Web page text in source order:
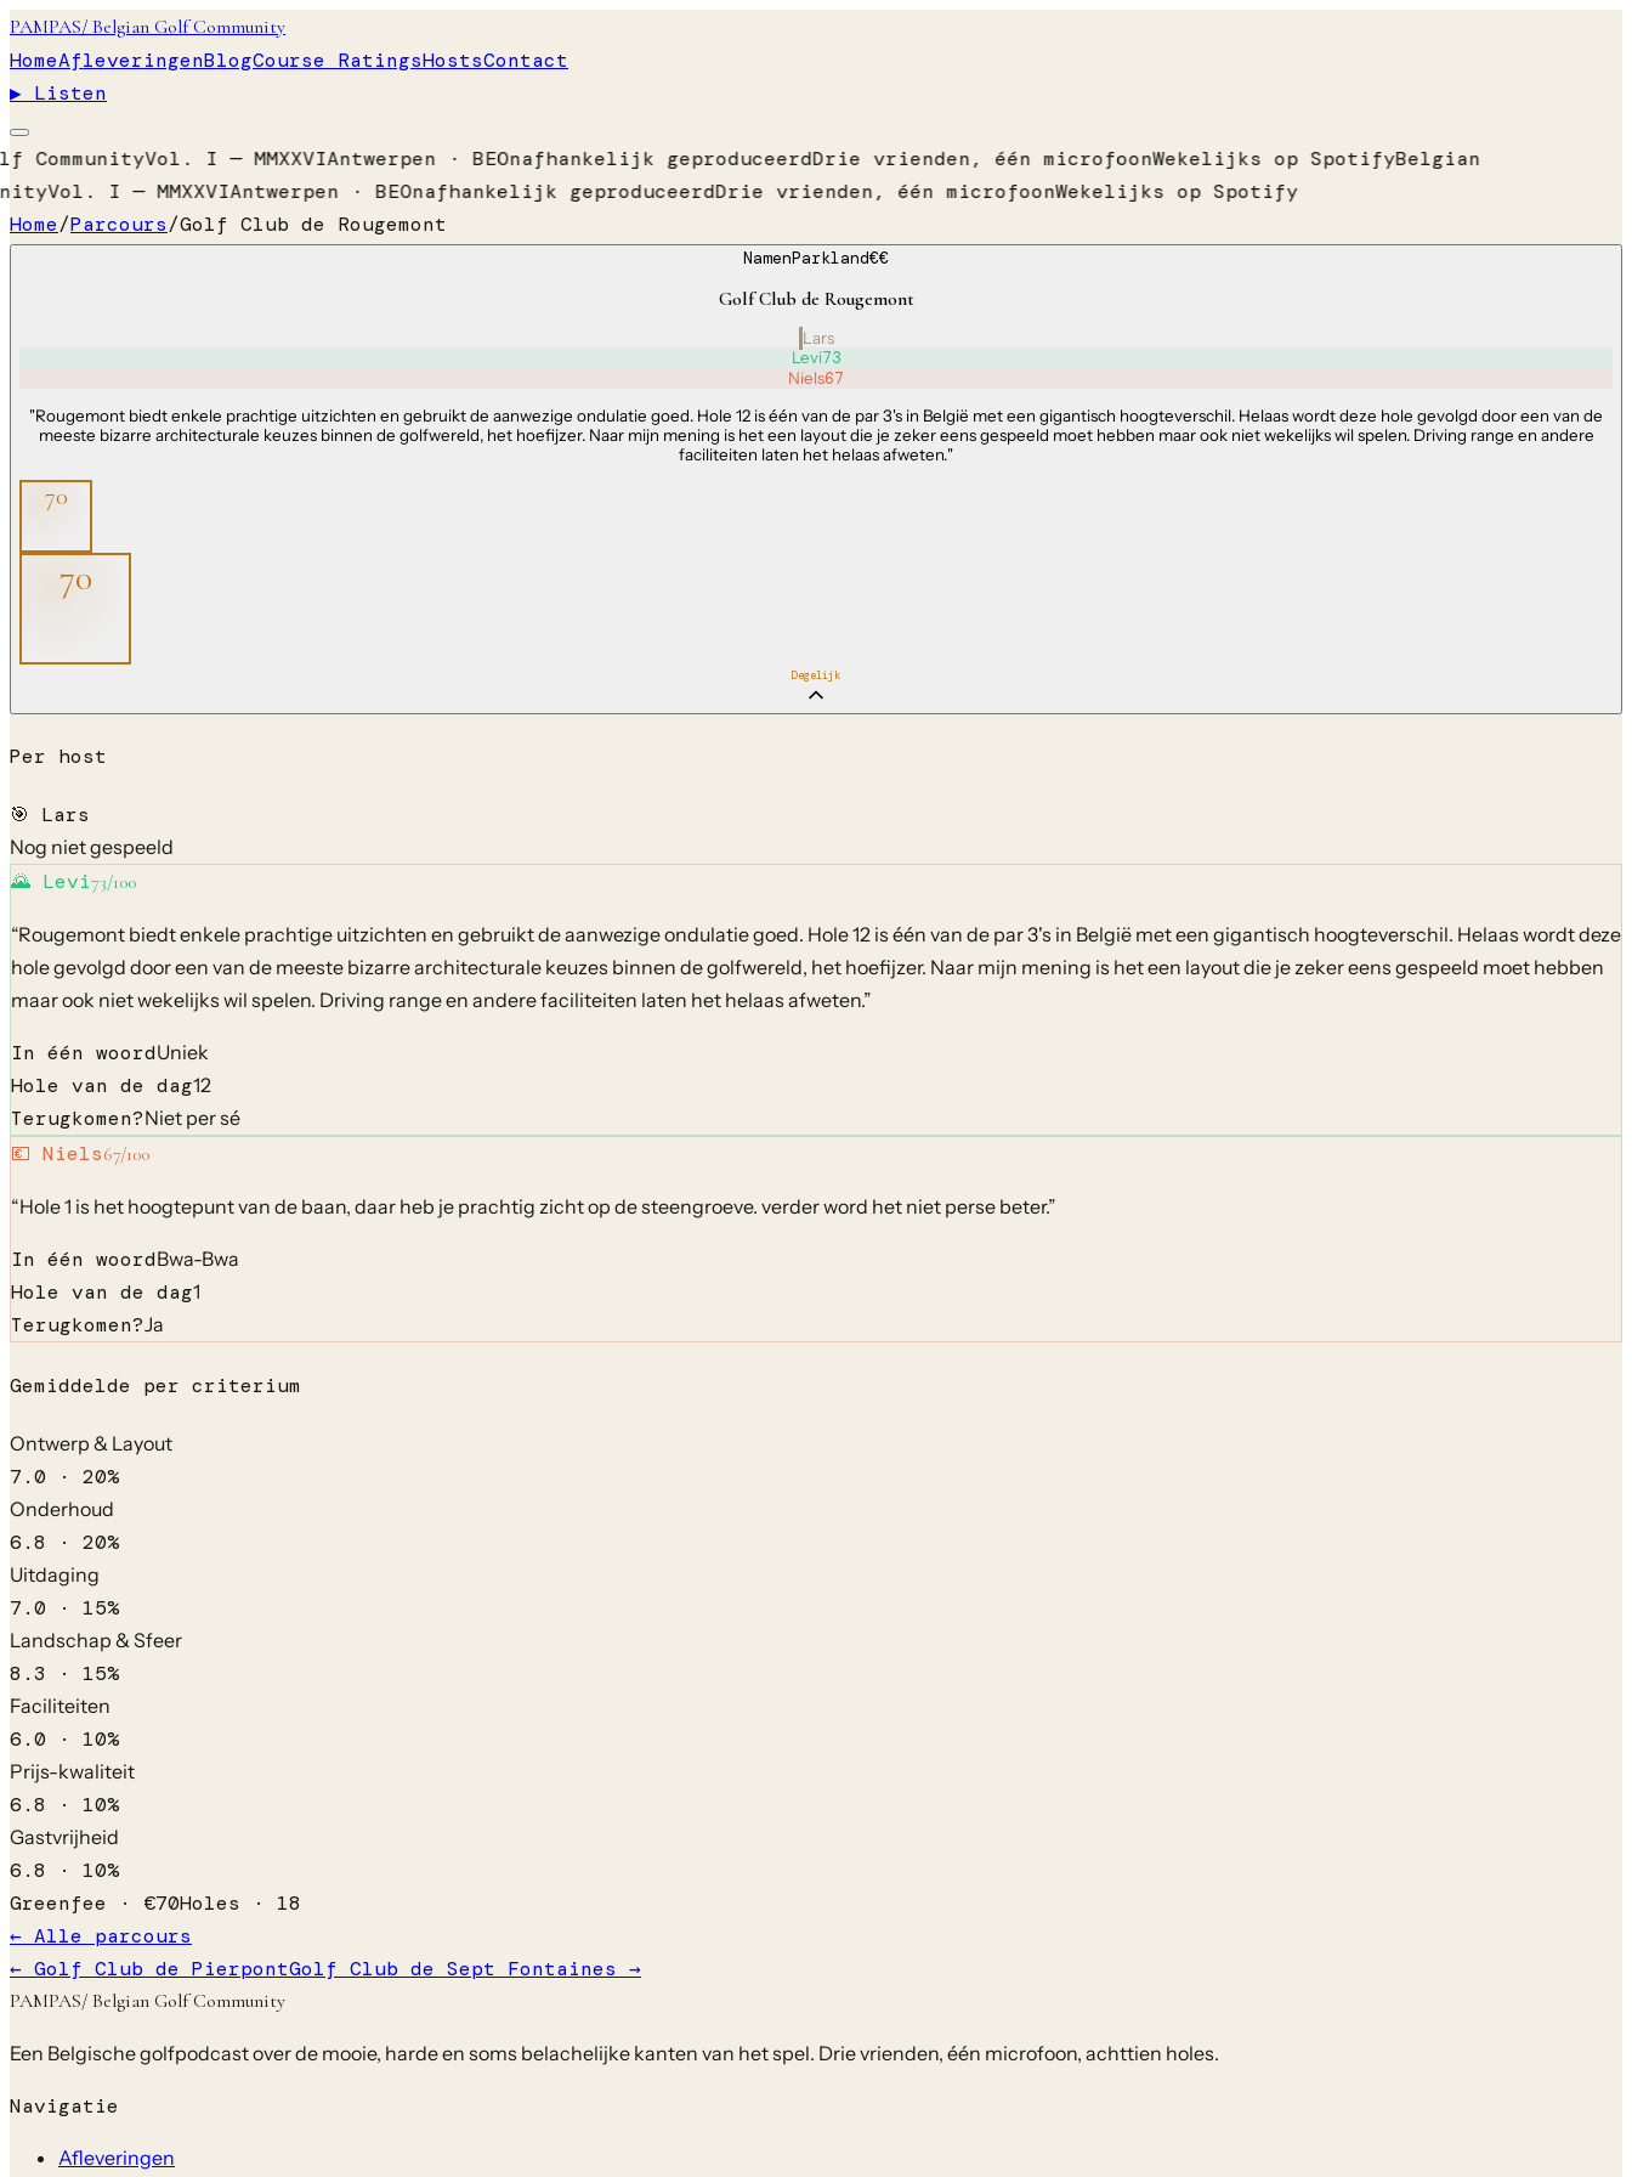
PAMPAS/ Belgian Golf Community
HomeAfleveringenBlogCourse RatingsHostsContact
▶ Listen
CommunityVol. I — MMXXVIAntwerpen · BEOnafhankelijk geproduceerdDrie vrienden, één microfoonWekelijks op SpotifyBelgian
Vol. I — MMXXVIAntwerpen · BEOnafhankelijk geproduceerdDrie vrienden, één microfoonWekelijks op Spotify
Home/Parcours/Golf Club de Rougemont
NamenParkland€€
Golf Club de Rougemont
Lars
Levi73
Niels67
"Rougemont biedt enkele prachtige uitzichten en gebruikt de aanwezige ondulatie goed. Hole 12 is één van de par 3's in België met een gigantisch hoogteverschil. Helaas wordt deze hole gevolgd door een van de
meeste bizarre architecturale keuzes binnen de golfwereld, het hoefijzer. Naar mijn mening is het een layout die je zeker eens gespeeld moet hebben maar ook niet wekelijks wil spelen. Driving range en andere
faciliteiten laten het helaas afweten."
70
70
Degelijk
Per host
🎯 Lars
Nog niet gespeeld
🌄 Levi73/100
“Rougemont biedt enkele prachtige uitzichten en gebruikt de aanwezige ondulatie goed. Hole 12 is één van de par 3's in België met een gigantisch hoogteverschil. Helaas wordt deze
hole gevolgd door een van de meeste bizarre architecturale keuzes binnen de golfwereld, het hoefijzer. Naar mijn mening is het een layout die je zeker eens gespeeld moet hebben
maar ook niet wekelijks wil spelen. Driving range en andere faciliteiten laten het helaas afweten.”
In één woordUniek
Hole van de dag12
Terugkomen?Niet per sé
💶 Niels67/100
“Hole 1 is het hoogtepunt van de baan, daar heb je prachtig zicht op de steengroeve. verder word het niet perse beter.”
In één woordBwa-Bwa
Hole van de dag1
Terugkomen?Ja
Gemiddelde per criterium
Ontwerp & Layout
7.0 · 20%
Onderhoud
6.8 · 20%
Uitdaging
7.0 · 15%
Landschap & Sfeer
8.3 · 15%
Faciliteiten
6.0 · 10%
Prijs-kwaliteit
6.8 · 10%
Gastvrijheid
6.8 · 10%
Greenfee · €70Holes · 18
← Alle parcours
← Golf Club de PierpontGolf Club de Sept Fontaines →
PAMPAS/ Belgian Golf Community
Een Belgische golfpodcast over de mooie, harde en soms belachelijke kanten van het spel. Drie vrienden, één microfoon, achttien holes.
Navigatie
Afleveringen